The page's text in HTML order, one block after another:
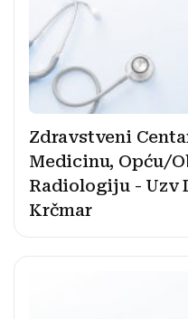
Zdravstveni
Medicinu, Opću/
Radiologiju - Uzv
Krčmar